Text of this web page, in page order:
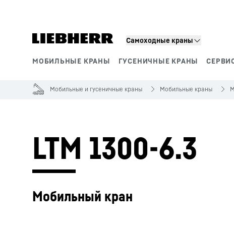
Самоходные краны
МОБИЛЬНЫЕ КРАНЫ ГУСЕНИЧНЫЕ КРАНЫ
Мобильные и гусеничные краны Мобильные краны
LTM 1300-6.3
Мобильный кран